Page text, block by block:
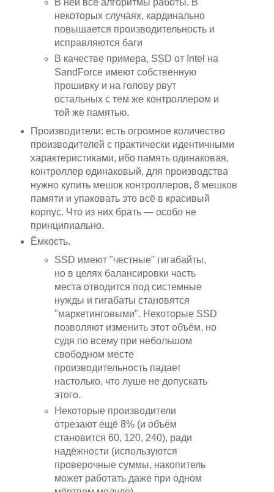
В ней все алгоритмы работы. В
некоторых случаях, кардинально
повышается производительность и
исправляются баги
В качестве примера, SSD от Intel на
SandForce имеют собственную
прошивку и на голову рвут
остальных с тем же контроллером и
той же памятью.
Производители: есть огромное количество
производителей с практически идентичными
характеристиками, ибо память одинаковая,
контроллер одинаковый, для производства
нужно купить мешок контроллеров, 8 мешков
памяти и упаковать это всё в красивый
корпус. Что из них брать — особо не
принципиально.
Ёмкость.
SSD имеют "честные" гигабайты,
но в целях балансировки часть
места отводится под системные
нужды и гигабаты становятся
"маркетинговыми". Некоторые SSD
позволяют изменить этот объём, но
судя по всему при небольшом
свободном месте
производительность падает
настолько, что луше не допускать
этого.
Некоторые производители
отрезают ещё 8% (и объём
становится 60, 120, 240), ради
надёжности (используются
проверочные суммы, накопитель
может работать даже при одном